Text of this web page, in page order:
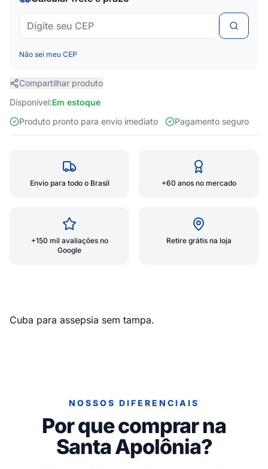
Não sei meu CEP
Compartilhar produto
Disponível:Em estoque
Produto pronto para envio imediato
Pagamento seguro
Envio para todo o Brasil +60 anos no mercado
+150 mil avaliações no
Google
Retire grátis na loja
Cuba para assepsia sem tampa.
NOSSOS DIFERENCIAIS
Por que comprar na
Santa Apolônia?